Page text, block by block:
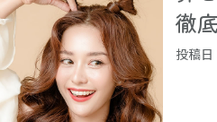
徹
投稿